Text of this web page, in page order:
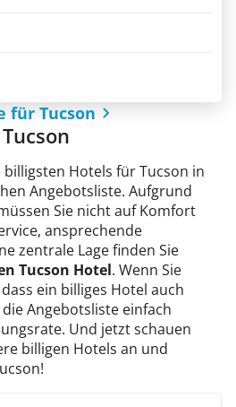
für Tucson
Hotels für Tucson in
Angebotsliste. Aufgrund
Sie nicht auf Komfort
ansprechende
zentrale Lage finden Sie
Tucson Hotel. Wenn Sie
ein billiges Hotel auch
Angebotsliste einfach
Und jetzt schauen
billigen Hotels an und